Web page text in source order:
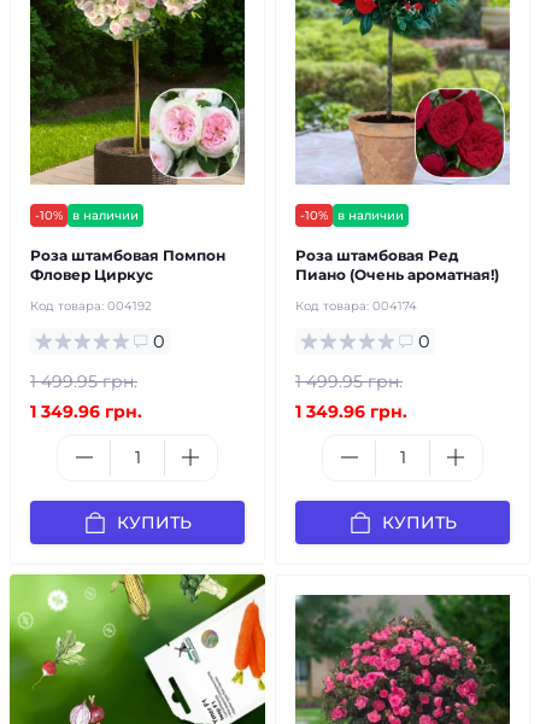
-10% в наличии
Роза штамбовая Помпон
Фловер Циркус
Код товара: 004192
0
1 499.95 грн.
1 349.96 грн.
КУПИТЬ
-10% в наличии
Роза штамбовая Ред
Пиано (Очень ароматная!)
Код товара: 004174
0
1 499.95 грн.
1 349.96 грн.
КУПИТЬ